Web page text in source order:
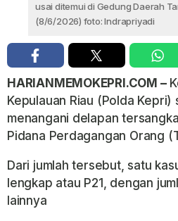
usai ditemui di Gedung Daerah
(8/6/2026) foto: Indrapriyadi
HARIANMEMOKEPRI.COM –
Kepulauan Riau (Polda Kepri)
menangani delapan
Pidana Perdagangan Orang
Dari jumlah tersebut, satu
lengkap atau P21, dengan
lainnya